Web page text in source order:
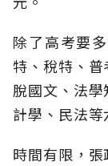
除了高考要
特、稅特、
脫國文、法
計學、民法
時間有限，